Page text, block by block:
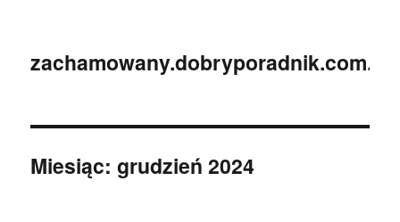
zachamowany.dobryporadnik.com.pl
Miesiąc:grudzień 2024